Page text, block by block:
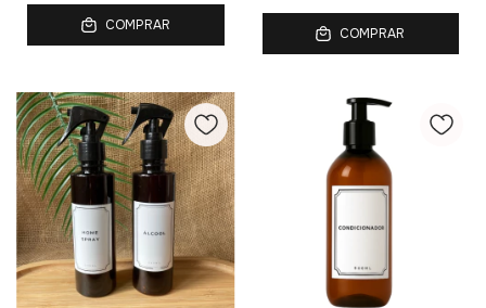
COMPRAR COMPRAR